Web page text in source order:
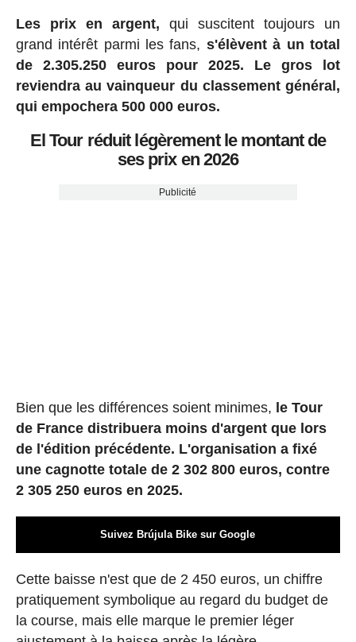
Les prix en argent, qui suscitent toujours un
grand intérêt parmi les fans, s'élèvent à un total
de 2.305.250 euros pour 2025.
Le gros lot
reviendra au vainqueur du classement général,
qui empochera 500 000 euros.
El Tour réduit légèrement le montant de
ses prix en 2026
Publicité
Bien que les différences soient minimes, le Tour
de France distribuera moins d'argent que lors
de l'édition précédente. L'organisation a fixé
une cagnotte totale de 2 302 800 euros, contre
2 305 250 euros en 2025.
Suivez Brújula Bike sur Google
Cette baisse n'est que de 2 450 euros, un chiffre
pratiquement symbolique au regard du budget de
la course, mais elle marque le premier léger